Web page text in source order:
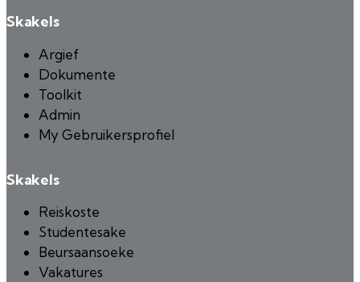
Skakels
Argief
Dokumente
Toolkit
Admin
My Gebruikersprofiel
Skakels
Reiskoste
Studentesake
Beursaansoeke
Vakatures